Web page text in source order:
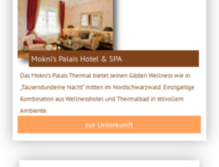
Mokni's Palais Hotel & SPA
Das Mokni's Palais Thermal bietet seinen Gästen Wellness wie in
„Tausendundeine Nacht“ mitten im Nordschwarzwald. Einzigartige
Kombination aus Wellnesshotel und Thermalbad in stilvollem
Ambiente.
zur Unterkunft